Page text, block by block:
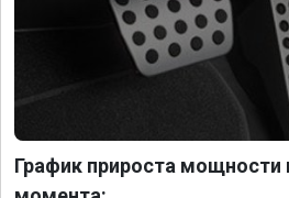
График прироста мощности